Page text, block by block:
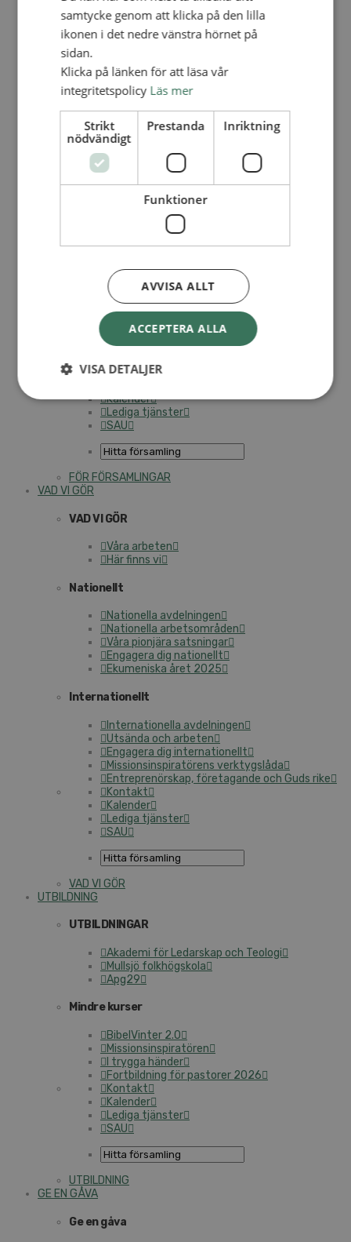
Lediga tjänster
FÖR FÖRSAMLINGAR
FÖRDJUPNING OCH UTVECKLING
Missionella initiativ
Apollos – församlingsutveckling
Smågrupper
Skapelse och miljö
Gudstjänst
Vänförsamling
Integrationsarbete
Missionsinspiratörens verktygslåda
Materialbank
Kyrkoavgiften
LOGGA IN
Dokumentbanken
Medlemsregister (NGOPRO)
SAMP – personalförbundet
Kalender
Lediga tjänster
SAU
FÖR FÖRSAMLINGAR
VAD VI GÖR
VAD VI GÖR
Våra arbeten
Här finns vi
Nationellt
Nationella avdelningen
Nationella arbetsområden
Våra pionjära satsningar
Engagera dig nationellt
Ekumeniska året 2025
Internationellt
Internationella avdelningen
Utsända och arbeten
Engagera dig internationellt
Missionsinspiratörens verktygslåda
Entreprenörskap, företagande och Guds rike
Kontakt
Kalender
Lediga tjänster
SAU
VAD VI GÖR
UTBILDNING
UTBILDNINGAR
Akademi för Ledarskap och Teologi
Mullsjö folkhögskola
Apg29
Mindre kurser
BibelVinter 2.0
Missionsinspiratören
I trygga händer
Fortbildning för pastorer 2026
Kontakt
Kalender
Lediga tjänster
SAU
UTBILDNING
GE EN GÅVA
Ge en gåva
samtycke genom att klicka på den lilla
ikonen i det nedre vänstra hörnet på
sidan.
Klicka på länken för att läsa vår
integritetspolicy Läs mer
Strikt
nödvändigt
Prestanda Inriktning
Funktioner
ACCEPTERA ALLA
AVVISA ALLT
VISA DETALJER